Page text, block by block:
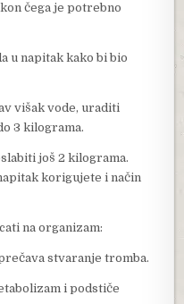
čega je potrebno
u napitak kako bi bio
višak vode, uraditi
3 kilograma.
još 2 kilograma.
korigujete i način
na organizam:
stvaranje tromba.
i podstiče